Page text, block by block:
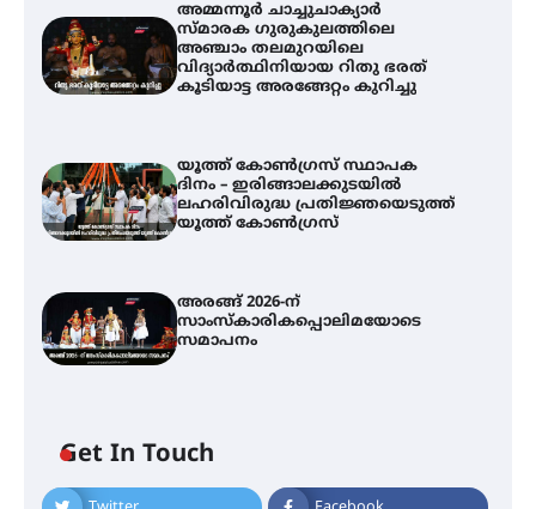
അമ്മന്നൂർ ചാച്ചുചാക്യാർ
സ്മാരക ഗുരുകുലത്തിലെ
അഞ്ചാം തലമുറയിലെ
വിദ്യാർത്ഥിനിയായ റിതു ഭരത്
കൂടിയാട്ട അരങ്ങേറ്റം കുറിച്ചു
യൂത്ത് കോൺഗ്രസ്‌ സ്ഥാപക
ദിനം – ഇരിങ്ങാലക്കുടയിൽ
ലഹരിവിരുദ്ധ പ്രതിജ്ഞയെടുത്ത്
യൂത്ത് കോൺഗ്രസ്
അരങ്ങ് 2026-ന്
സാംസ്കാരികപ്പൊലിമയോടെ
സമാപനം
Get In Touch
കുറിച്ചു